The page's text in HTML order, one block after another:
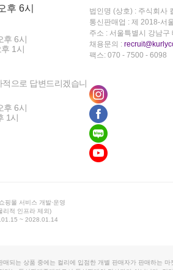
후 6시
후 6시
1시
으로 답변드리겠습니
후 6시
1시
법인명 (상호) : 주식회사
통신판매업 : 제 2018-서
주소 : 서울특별시 강남
채용문의 :
팩스: 070 - 7500 - 6098
핑몰 서비스 개발·운영
리적 인프라 제외)
~ 2028.01.14
매되는 상품 중에는 컬리에 입점한 개별 판매자가 판매하는